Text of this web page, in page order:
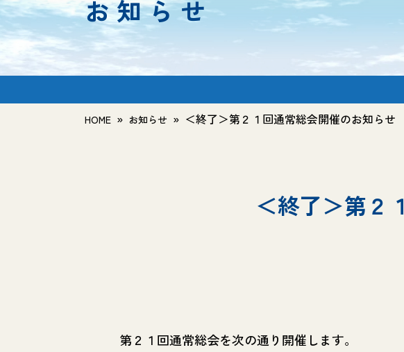
お知らせ
HOME » お知らせ » ＜終了＞第２１回通常総会開催のお知らせ
＜終了＞第２
第２１回通常総会を次の通り開催します。